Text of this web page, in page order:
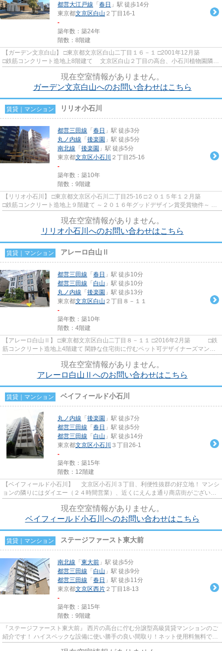
都営大江戸線 「 春日 」駅 徒歩14分
東京都文京区白山 ２丁目16-1
-
築年数：築24年
階数：8階建
【ガーデン文京白山】 □東京都文京区白山二丁目１６－１ □2001年12月築
□鉄筋コンクリート造地上8階建て 文京区白山２丁目の高台、小石川植物園隣接
現在空室情報がありません。
ガーデン文京白山へのお問い合わせはこちら
賃貸｜マンション リリオ小石川
都営三田線 「 春日 」駅 徒歩3分
丸ノ内線 「 後楽園 」駅 徒歩5分
南北線 「 後楽園 」駅 徒歩5分
東京都文京区小石川 ２丁目25-16
-
築年数：築10年
階数：9階建
【リリオ小石川】 □東京都文京区小石川二丁目25-16 □２０１５年１２月築
□鉄筋コンクリート造地上９階建て ～２０１６年グッドデザイン賞受賞物件～ え
現在空室情報がありません。
リリオ小石川へのお問い合わせはこちら
賃貸｜マンション アレーロ白山Ⅱ
都営三田線 「 春日 」駅 徒歩10分
都営三田線 「 白山 」駅 徒歩10分
丸ノ内線 「 後楽園 」駅 徒歩13分
東京都文京区白山 ２丁目８－１１
-
築年数：築10年
階数：4階建
【アレーロ白山Ⅱ】 □東京都文京区白山二丁目８－１１ □2016年2月築 □鉄
筋コンクリート造地上4階建て 閑静な住宅街に佇むペット可デザイナーズマンシ
現在空室情報がありません。
アレーロ白山Ⅱへのお問い合わせはこちら
賃貸｜マンション ベイフィールド小石川
丸ノ内線 「 後楽園 」駅 徒歩7分
都営三田線 「 春日 」駅 徒歩5分
都営三田線 「 白山 」駅 徒歩14分
東京都文京区小石川 ３丁目26-1
-
築年数：築15年
階数：12階建
【ベイフィールド小石川】 文京区小石川３丁目、利便性抜群の好立地！ マンシ
ョンの隣りにはダイエー（２４時間営業）、近くにえんま通り商店街がございま
現在空室情報がありません。
ベイフィールド小石川へのお問い合わせはこちら
賃貸｜マンション ステージファースト東大前
南北線 「 東大前 」駅 徒歩5分
都営三田線 「 白山 」駅 徒歩9分
都営三田線 「 春日 」駅 徒歩11分
東京都文京区西片 ２丁目18-13
-
築年数：築15年
階数：9階建
『ステージファースト東大前』 西片の高台に佇む分譲型高級賃貸マンションのご
紹介です！ ハイスペックな設備に使い勝手の良い間取り！ネット使用料無料で